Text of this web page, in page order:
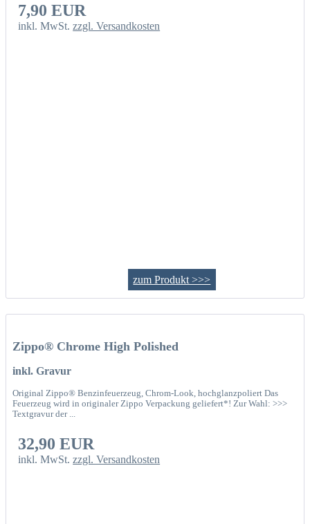
7,90 EUR
inkl. MwSt.zzgl. Versandkosten
zum Produkt >>>
Zippo® Chrome High Polished
inkl. Gravur
Original Zippo® Benzinfeuerzeug, Chrom-Look, hochglanzpoliert Das
Feuerzeug wird in originaler Zippo Verpackung geliefert*! Zur Wahl: >>>
Textgravur der ...
32,90 EUR
inkl. MwSt.zzgl. Versandkosten